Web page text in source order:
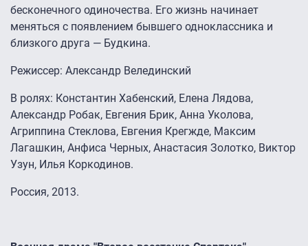
бесконечного одиночества. Его жизнь начинает
меняться с появлением бывшего одноклассника и
близкого друга — Будкина.
Режиссер: Александр Велединский
В ролях: Константин Хабенский, Елена Лядова,
Александр Робак, Евгения Брик, Анна Уколова,
Агриппина Стеклова, Евгения Крегжде, Максим
Лагашкин, Анфиса Черных, Анастасия Золотко, Виктор
Узун, Илья Коркодинов.
Россия, 2013.